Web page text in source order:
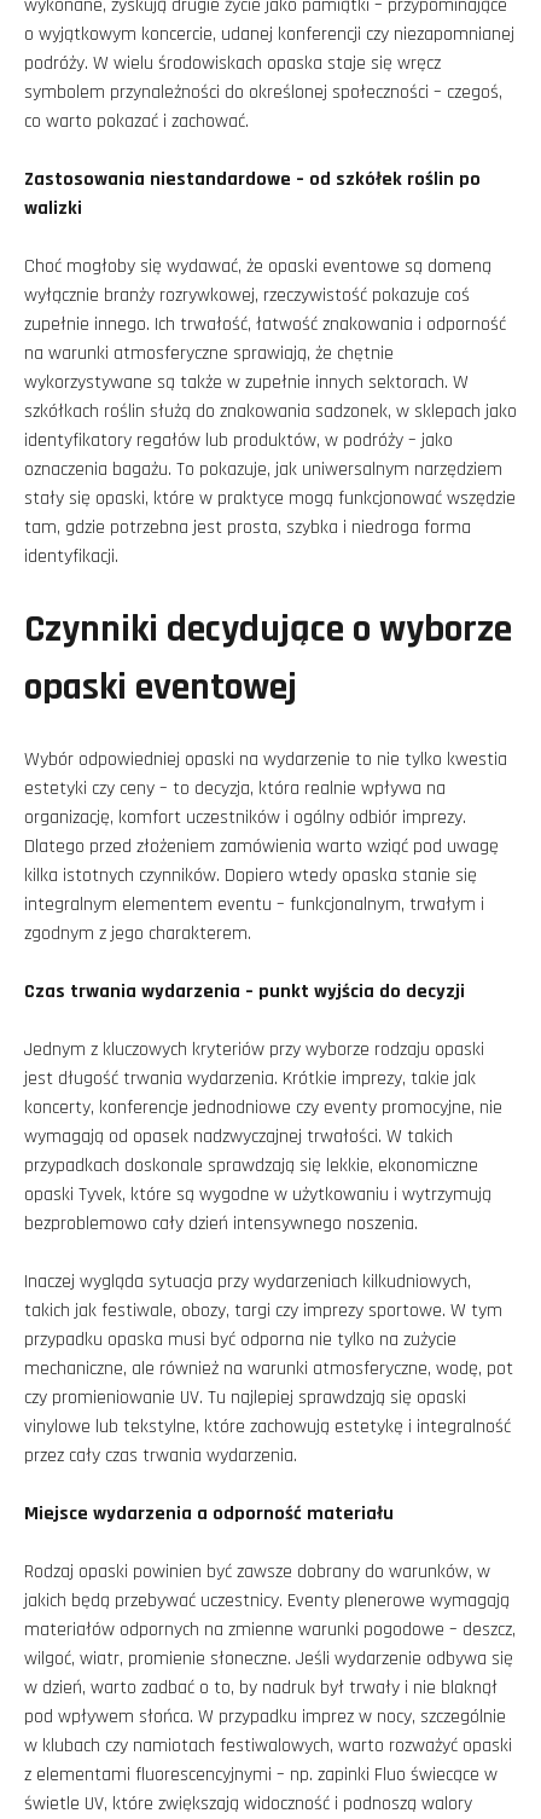
wykonane, zyskują drugie życie jako pamiątki – przypominające
o wyjątkowym koncercie, udanej konferencji czy niezapomnianej
podróży. W wielu środowiskach opaska staje się wręcz
symbolem przynależności do określonej społeczności – czegoś,
co warto pokazać i zachować.
Zastosowania niestandardowe – od szkółek roślin po
walizki
Choć mogłoby się wydawać, że opaski eventowe są domeną
wyłącznie branży rozrywkowej, rzeczywistość pokazuje coś
zupełnie innego. Ich trwałość, łatwość znakowania i odporność
na warunki atmosferyczne sprawiają, że chętnie
wykorzystywane są także w zupełnie innych sektorach. W
szkółkach roślin służą do znakowania sadzonek, w sklepach jako
identyfikatory regałów lub produktów, w podróży – jako
oznaczenia bagażu. To pokazuje, jak uniwersalnym narzędziem
stały się opaski, które w praktyce mogą funkcjonować wszędzie
tam, gdzie potrzebna jest prosta, szybka i niedroga forma
identyfikacji.
Czynniki decydujące o wyborze
opaski eventowej
Wybór odpowiedniej opaski na wydarzenie to nie tylko kwestia
estetyki czy ceny – to decyzja, która realnie wpływa na
organizację, komfort uczestników i ogólny odbiór imprezy.
Dlatego przed złożeniem zamówienia warto wziąć pod uwagę
kilka istotnych czynników. Dopiero wtedy opaska stanie się
integralnym elementem eventu – funkcjonalnym, trwałym i
zgodnym z jego charakterem.
Czas trwania wydarzenia – punkt wyjścia do decyzji
Jednym z kluczowych kryteriów przy wyborze rodzaju opaski
jest długość trwania wydarzenia. Krótkie imprezy, takie jak
koncerty, konferencje jednodniowe czy eventy promocyjne, nie
wymagają od opasek nadzwyczajnej trwałości. W takich
przypadkach doskonale sprawdzają się lekkie, ekonomiczne
opaski Tyvek, które są wygodne w użytkowaniu i wytrzymują
bezproblemowo cały dzień intensywnego noszenia.
Inaczej wygląda sytuacja przy wydarzeniach kilkudniowych,
takich jak festiwale, obozy, targi czy imprezy sportowe. W tym
przypadku opaska musi być odporna nie tylko na zużycie
mechaniczne, ale również na warunki atmosferyczne, wodę, pot
czy promieniowanie UV. Tu najlepiej sprawdzają się opaski
vinylowe lub tekstylne, które zachowują estetykę i integralność
przez cały czas trwania wydarzenia.
Miejsce wydarzenia a odporność materiału
Rodzaj opaski powinien być zawsze dobrany do warunków, w
jakich będą przebywać uczestnicy. Eventy plenerowe wymagają
materiałów odpornych na zmienne warunki pogodowe – deszcz,
wilgoć, wiatr, promienie słoneczne. Jeśli wydarzenie odbywa się
w dzień, warto zadbać o to, by nadruk był trwały i nie blaknął
pod wpływem słońca. W przypadku imprez w nocy, szczególnie
w klubach czy namiotach festiwalowych, warto rozważyć opaski
z elementami fluorescencyjnymi – np. zapinki Fluo świecące w
świetle UV, które zwiększają widoczność i podnoszą walory